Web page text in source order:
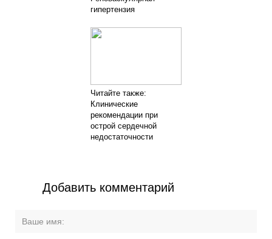
гипертензия
Читайте также:
Клинические
рекомендации при
острой сердечной
недостаточности
Добавить комментарий